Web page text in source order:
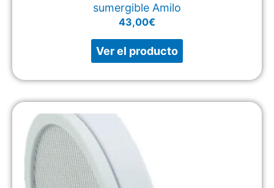
sumergible Amilo
43,00€
Ver el producto